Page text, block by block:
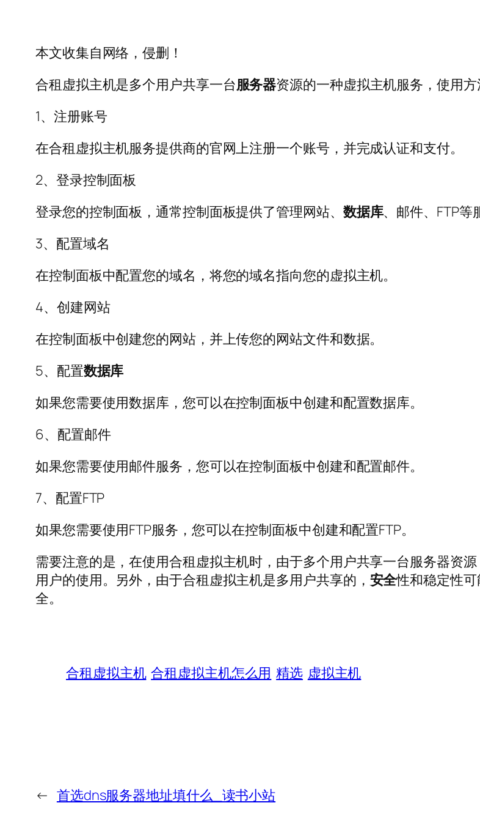
本文收集自网络，侵删！
合租虚拟主机是多个用户共享一台服务器资源的一种虚拟主机服务，使用
1、注册账号
在合租虚拟主机服务提供商的官网上注册一个账号，并完成认证和支付。
2、登录控制面板
登录您的控制面板，通常控制面板提供了管理网站、 数据库、邮件、FTP等
3、配置域名
在控制面板中配置您的域名，将您的域名指向您的虚拟主机。
4、创建网站
在控制面板中创建您的网站，并上传您的网站文件和数据。
5、配置数据库
如果您需要使用数据库，您可以在控制面板中创建和配置数据库。
6、配置邮件
如果您需要使用邮件服务，您可以在控制面板中创建和配置邮件。
7、配置FTP
如果您需要使用FTP服务，您可以在控制面板中创建和配置FTP。
需要注意的是，在使用合租虚拟主机时，由于多个用户共享一台服务器资
用户的使用。另外，由于合租虚拟主机是多用户共享的，安全性和稳定性
全。
合租虚拟主机 合租虚拟主机怎么用 精选 虚拟主机
← 首选dns服务器地址填什么_读书小站